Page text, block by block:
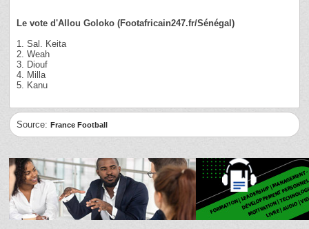
Le vote d'Allou Goloko (Footafricain247.fr/Sénégal)
1. Sal. Keita
2. Weah
3. Diouf
4. Milla
5. Kanu
Source:France Football